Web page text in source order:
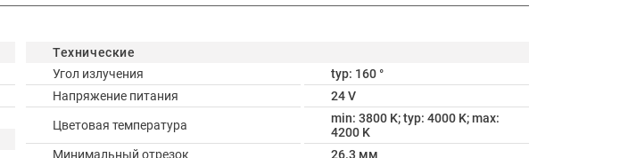
Технические
Угол излучения
typ: 160 °
Напряжение питания
24 V
Цветовая температура
min: 3800 K; typ: 4000 K; max:
4200 K
Минимальный отрезок
26.3 мм